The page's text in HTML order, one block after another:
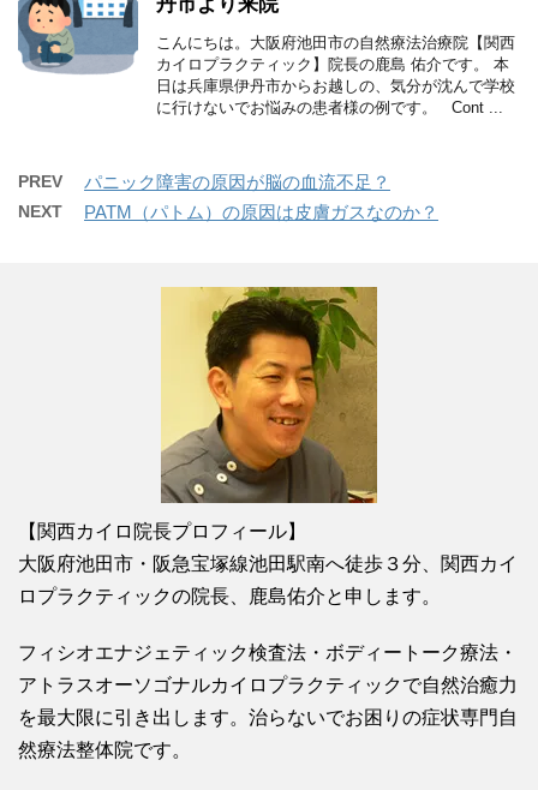
丹市より来院
こんにちは。大阪府池田市の自然療法治療院【関西
カイロプラクティック】院長の鹿島 佑介です。 本
日は兵庫県伊丹市からお越しの、気分が沈んで学校
に行けないでお悩みの患者様の例です。 Cont ...
PREV パニック障害の原因が脳の血流不足？
NEXT PATM（パトム）の原因は皮膚ガスなのか？
【関西カイロ院長プロフィール】
大阪府池田市・阪急宝塚線池田駅南へ徒歩３分、関西カイ
ロプラクティックの院長、鹿島佑介と申します。
フィシオエナジェティック検査法・ボディートーク療法・
アトラスオーソゴナルカイロプラクティックで自然治癒力
を最大限に引き出します。治らないでお困りの症状専門自
然療法整体院です。